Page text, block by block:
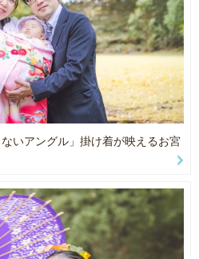
の写真を残していきます。
と子の一番愛おしい授乳シーンも希
お渡しいたします。※状況により前
おります。（うつ伏せ、頬杖等はい
能です。
ます。
ださい！
いアングル」掛け着が映えるお宮